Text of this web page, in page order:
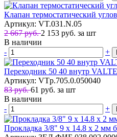
Клапан термостатический
Артикул: VT.031.N.05
2 667 руб.2 153 руб. за шт
В наличии
-
+
Переходник 50 40 внутр
Артикул: VTp.705.0.050040
83 руб.61 руб. за шт
В наличии
-
+
Прокладка 3/8" 9 х 14.8 х 2 мм